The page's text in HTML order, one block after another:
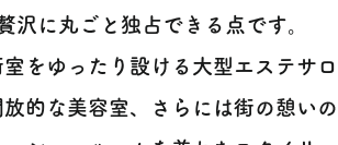
沢に丸ごと独占できる点です。
をゆったり設ける大型エステサロ
的な美容室、さらには街の憩いの